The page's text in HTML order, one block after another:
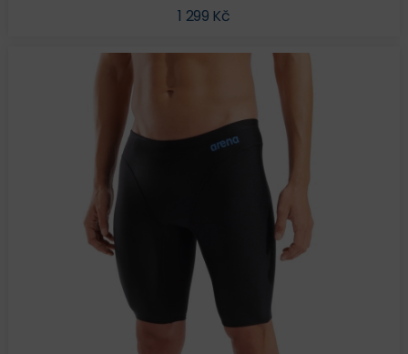
1 299 Kč